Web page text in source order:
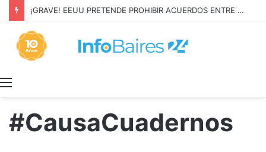
¡GRAVE! EEUU PRETENDE PROHIBIR ACUERDOS ENTRE CHINA Y UNA COOPERATIVA EN NEUQUÉN
#CausaCuadernos